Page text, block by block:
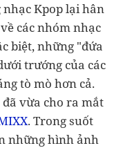
Kpop lại hân
các nhóm nhạc
biệt, những "đứa
trướng của các
tò mò hơn cả.
vừa cho ra mắt
. Trong suốt
những hình ảnh